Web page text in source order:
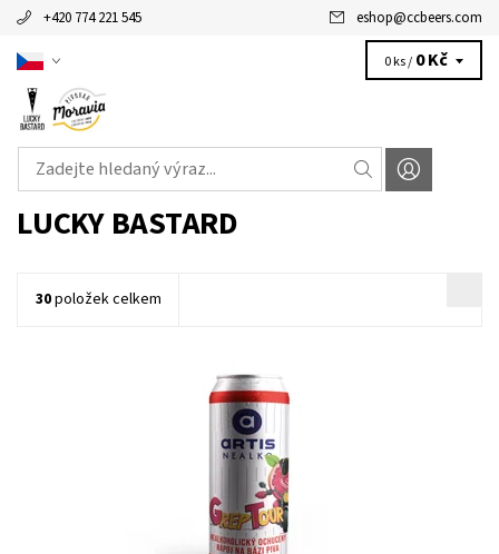
+420 774 221 545 eshop@ccbeers.com
0 ks / 0 Kč
LUCKY BASTARD
30položek celkem
nealkoholické osvěžující pivo se 100% zárukou kvality, chuti a...